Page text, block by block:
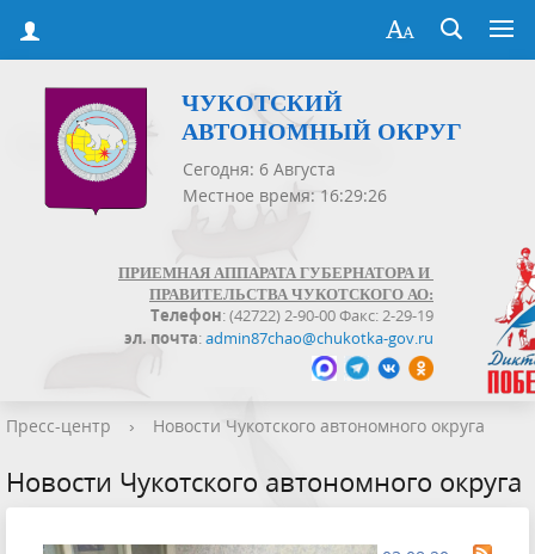
ЧУКОТСКИЙ
АВТОНОМНЫЙ ОКРУГ
Сегодня: 6 Августа
Местное время: 16:29:27
ПРИЕМНАЯ АППАРАТА ГУБЕРНАТОРА И
ПРАВИТЕЛЬСТВА ЧУКОТСКОГО АО:
Телефон: (42722) 2-90-00 Факс: 2-29-19
эл. почта:admin87chao@chukotka-gov.ru
Пресс-центр › Новости Чукотского автономного округа
Новости Чукотского автономного округа